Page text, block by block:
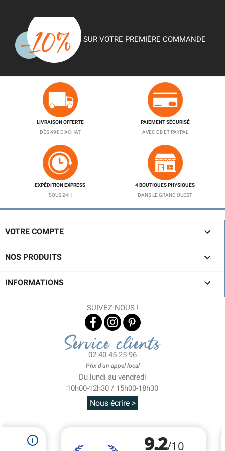
SUR VOTRE PREMIÈRE COMMANDE
LIVRAISON OFFERTE
DÈS 49€ D'ACHAT
PAIEMENT SÉCURISÉ
AVEC CB ET PAYPAL
EXPÉDITION EXPRESS
SOUS 24H
4 BOUTIQUES PHYSIQUES
DANS LE GRAND OUEST
VOTRE COMPTE 
NOS PRODUITS 
INFORMATIONS 
SUIVEZ-NOUS !
Service clients
02-40-45-25-96
Prix d'un appel local
Du lundi au vendredi
10h00-12h30 / 15h00-18h30
Nous écrire >